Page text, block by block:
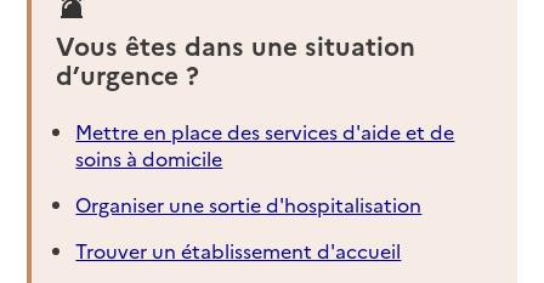
Vous êtes dans une situation
d’urgence ?
Mettre en place des services d'aide et de
soins à domicile
Organiser une sortie d'hospitalisation
Trouver un établissement d'accueil